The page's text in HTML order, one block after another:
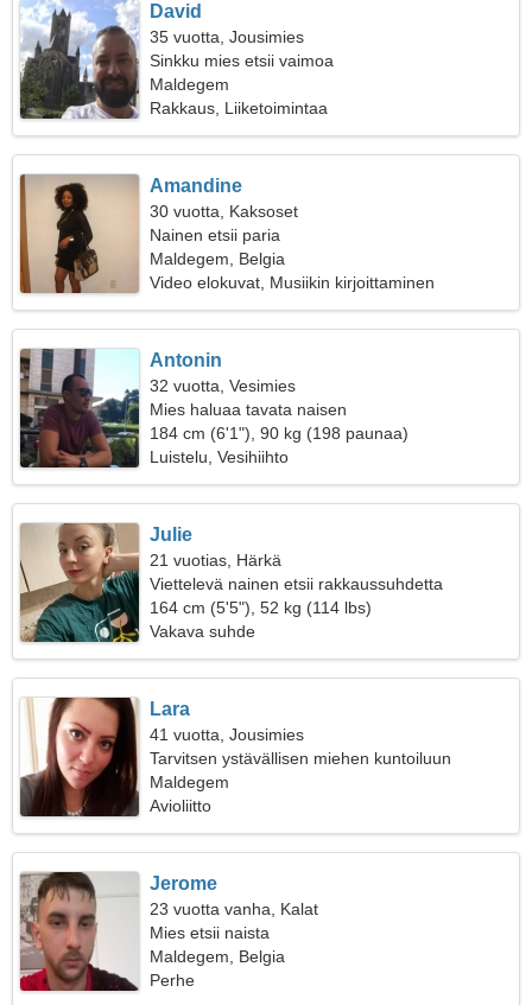
David
35 vuotta, Jousimies
Sinkku mies etsii vaimoa
Maldegem
Rakkaus, Liiketoimintaa
Amandine
30 vuotta, Kaksoset
Nainen etsii paria
Maldegem, Belgia
Video elokuvat, Musiikin kirjoittaminen
Antonin
32 vuotta, Vesimies
Mies haluaa tavata naisen
184 cm (6'1"), 90 kg (198 paunaa)
Luistelu, Vesihiihto
Julie
21 vuotias, Härkä
Viettelevä nainen etsii rakkaussuhdetta
164 cm (5'5"), 52 kg (114 lbs)
Vakava suhde
Lara
41 vuotta, Jousimies
Tarvitsen ystävällisen miehen kuntoiluun
Maldegem
Avioliitto
Jerome
23 vuotta vanha, Kalat
Mies etsii naista
Maldegem, Belgia
Perhe